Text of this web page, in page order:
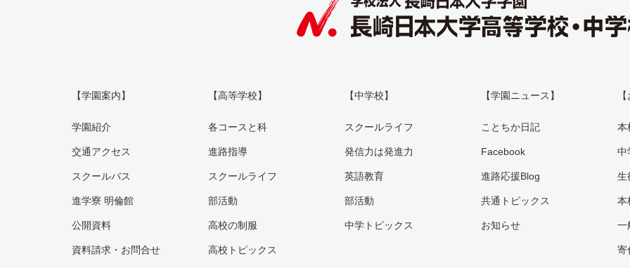
【学園案内】
学園紹介
交通アクセス
スクールバス
進学寮 明倫館
公開資料
資料請求・お問合せ
【高等学校】
各コースと科
進路指導
スクールライフ
部活動
高校の制服
高校トピックス
【中学校】
スクールライフ
発信力は発進力
英語教育
部活動
中学トピックス
【学園ニュース】
ことちか日記
Facebook
進路応援Blog
共通トピックス
お知らせ
本
中
生
本
一
寄